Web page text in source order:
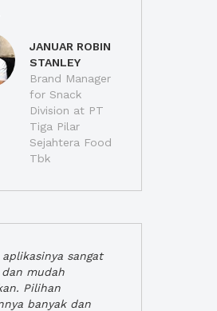
JANUAR ROBIN
STANLEY
Brand Manager
for Snack
Division at PT
Tiga Pilar
Sejahtera Food
Tbk
aplikasinya sangat
mudah
Pilihan
banyak dan